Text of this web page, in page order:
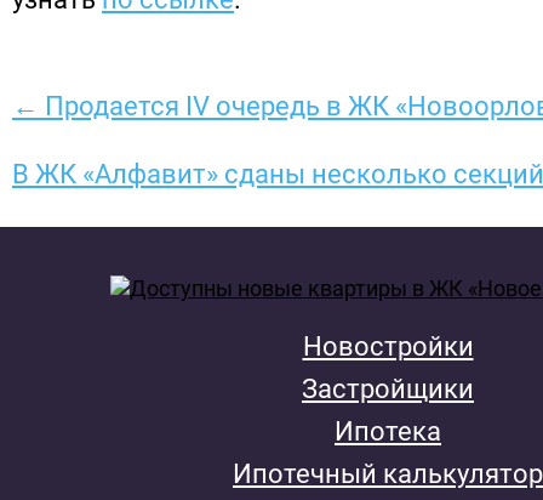
← Продается IV очередь в ЖК
В ЖК «Алфавит» сданы несколько
Новостройки
Застройщики
Ипотека
Ипотечный калькулятор